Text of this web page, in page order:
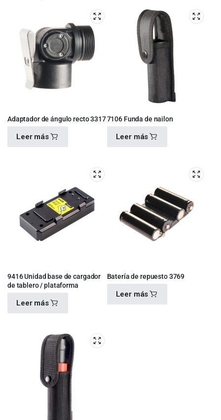
Adaptador de ángulo recto 3317
Leer más
7106 Funda de nailon
Leer más
9416 Unidad base de cargador
de tablero / plataforma
Leer más
Batería de repuesto 3769
Leer más